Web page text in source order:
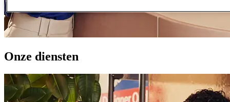
Onze diensten